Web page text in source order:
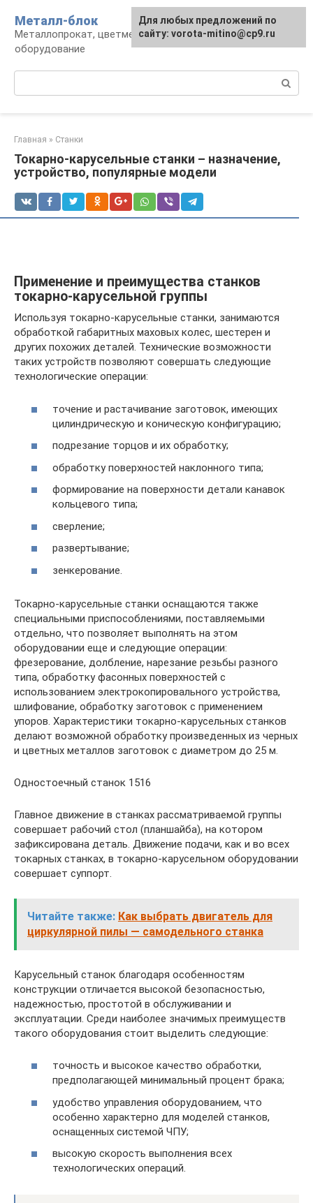
контенту
Металл-блок
Металлопрокат, цветмет, обработка и
оборудование
Главная » Станки
Токарно-карусельные станки – назначение,
устройство, популярные модели
Применение и преимущества станков
токарно-карусельной группы
Используя токарно-карусельные станки, занимаются
обработкой габаритных маховых колес, шестерен и
других похожих деталей. Технические возможности
таких устройств позволяют совершать следующие
технологические операции:
точение и растачивание заготовок, имеющих
цилиндрическую и коническую конфигурацию;
подрезание торцов и их обработку;
обработку поверхностей наклонного типа;
формирование на поверхности детали канавок
кольцевого типа;
сверление;
развертывание;
зенкерование.
Токарно-карусельные станки оснащаются также
специальными приспособлениями, поставляемыми
отдельно, что позволяет выполнять на этом
оборудовании еще и следующие операции:
фрезерование, долбление, нарезание резьбы разного
типа, обработку фасонных поверхностей с
использованием электрокопировального устройства,
шлифование, обработку заготовок с применением
упоров. Характеристики токарно-карусельных станков
делают возможной обработку произведенных из черных
и цветных металлов заготовок с диаметром до 25 м.
Одностоечный станок 1516
Главное движение в станках рассматриваемой группы
совершает рабочий стол (планшайба), на котором
зафиксирована деталь. Движение подачи, как и во всех
токарных станках, в токарно-карусельном оборудовании
совершает суппорт.
Читайте также: Как выбрать двигатель для
циркулярной пилы — самодельного станка
Карусельный станок благодаря особенностям
конструкции отличается высокой безопасностью,
надежностью, простотой в обслуживании и
эксплуатации. Среди наиболее значимых преимуществ
такого оборудования стоит выделить следующие:
точность и высокое качество обработки,
предполагающей минимальный процент брака;
удобство управления оборудованием, что
особенно характерно для моделей станков,
оснащенных системой ЧПУ;
высокую скорость выполнения всех
технологических операций.
Для любых предложений по
сайту: vorota-mitino@cp9.ru